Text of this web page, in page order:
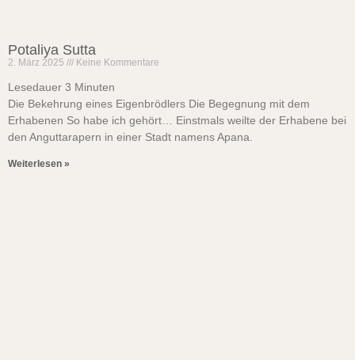
Potaliya Sutta
2. März 2025 Keine Kommentare
Lesedauer 3 Minuten
Die Bekehrung eines Eigenbrödlers Die Begegnung mit dem
Erhabenen So habe ich gehört… Einstmals weilte der Erhabene bei
den Anguttarapern in einer Stadt namens Apana.
Weiterlesen »